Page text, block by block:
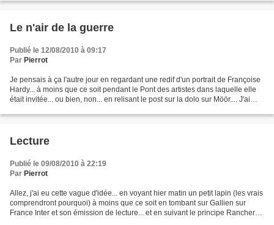
Le n'air de la guerre
Publié le 12/08/2010 à 09:17
Par Pierrot
Je pensais à ça l'autre jour en regardant une redif d'un portrait de Françoise
Hardy... à moins que ce soit pendant le Pont des artistes dans laquelle elle
était invitée... ou bien, non... en relisant le post sur la dolo sur Möör.... J'ai
Lecture
Publié le 09/08/2010 à 22:19
Par Pierrot
Allez, j'ai eu cette vague d'idée... en voyant hier matin un petit lapin (les vrais
comprendront pourquoi) à moins que ce soit en tombant sur Gallien sur
France Inter et son émission de lecture... et en suivant le principe Ranchero